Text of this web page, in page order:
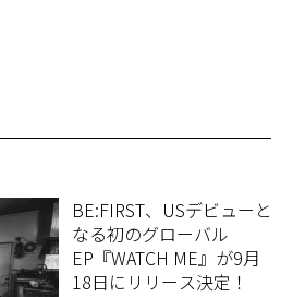
BE:FIRST、USデビューと
なる初のグローバル
EP『WATCH ME』が9月
18日にリリース決定！